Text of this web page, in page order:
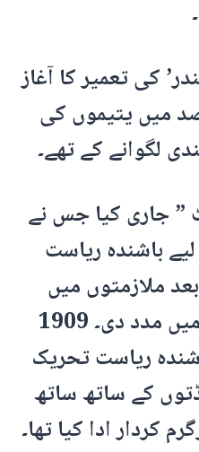
کی تعمیر کا آغاز
میں یتیموں کی
لگوانے کے تھے۔
” جاری کیا جس نے
باشندہ ریاست
ملازمتوں میں
حصے کو محفوظ کرنے میں مدد دی۔ 1909
ریاست تحریک
کے ساتھ ساتھ
کردار ادا کیا تھا۔